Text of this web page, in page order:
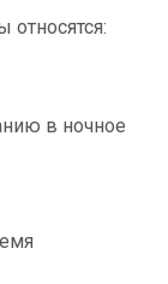
в ночное